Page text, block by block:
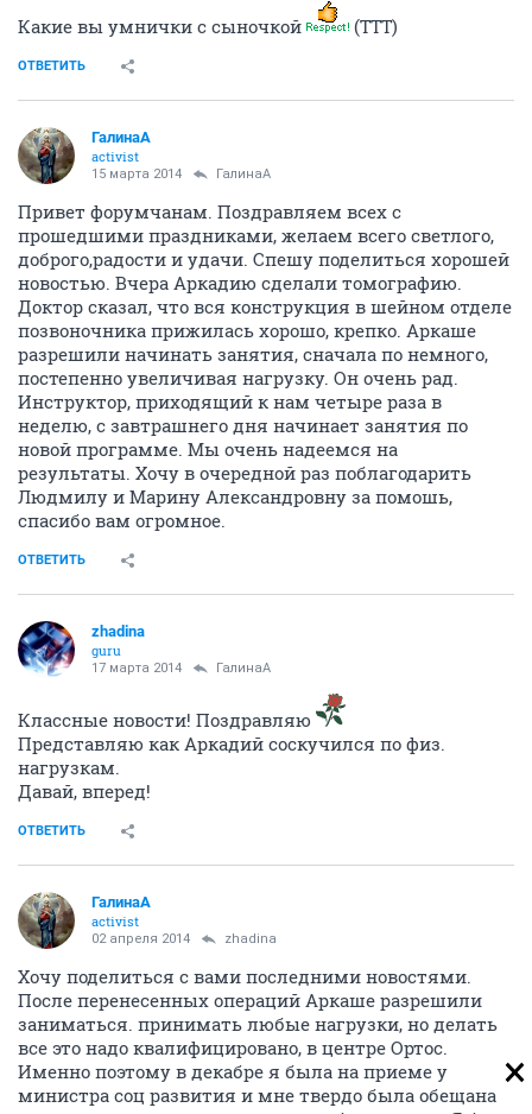
Какие вы умнички с сыночкой (ТТТ)
ОТВЕТИТЬ
ГалинаА
activist
15 марта 2014 ГалинаА
Привет форумчанам. Поздравляем всех с
прошедшими праздниками, желаем всего светлого,
доброго,радости и удачи. Спешу поделиться хорошей
новостью. Вчера Аркадию сделали томографию.
Доктор сказал, что вся конструкция в шейном отделе
позвоночника прижилась хорошо, крепко. Аркаше
разрешили начинать занятия, сначала по немного,
постепенно увеличивая нагрузку. Он очень рад.
Инструктор, приходящий к нам четыре раза в
неделю, с завтрашнего дня начинает занятия по
новой программе. Мы очень надеемся на
результаты. Хочу в очередной раз поблагодарить
Людмилу и Марину Александровну за помошь,
спасибо вам огромное.
ОТВЕТИТЬ
zhadina
guru
17 марта 2014 ГалинаА
Классные новости! Поздравляю
Представляю как Аркадий соскучился по физ.
нагрузкам.
Давай, вперед!
ОТВЕТИТЬ
ГалинаА
activist
02 апреля 2014 zhadina
Хочу поделиться с вами последними новостями.
После перенесенных операций Аркаше разрешили
заниматься. принимать любые нагрузки, но делать
все это надо квалифицировано, в центре Ортос.
Именно поэтому в декабре я была на приеме у
министра соц развития и мне твердо была обещана